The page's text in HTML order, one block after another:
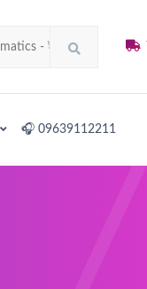
🎧 09639112211